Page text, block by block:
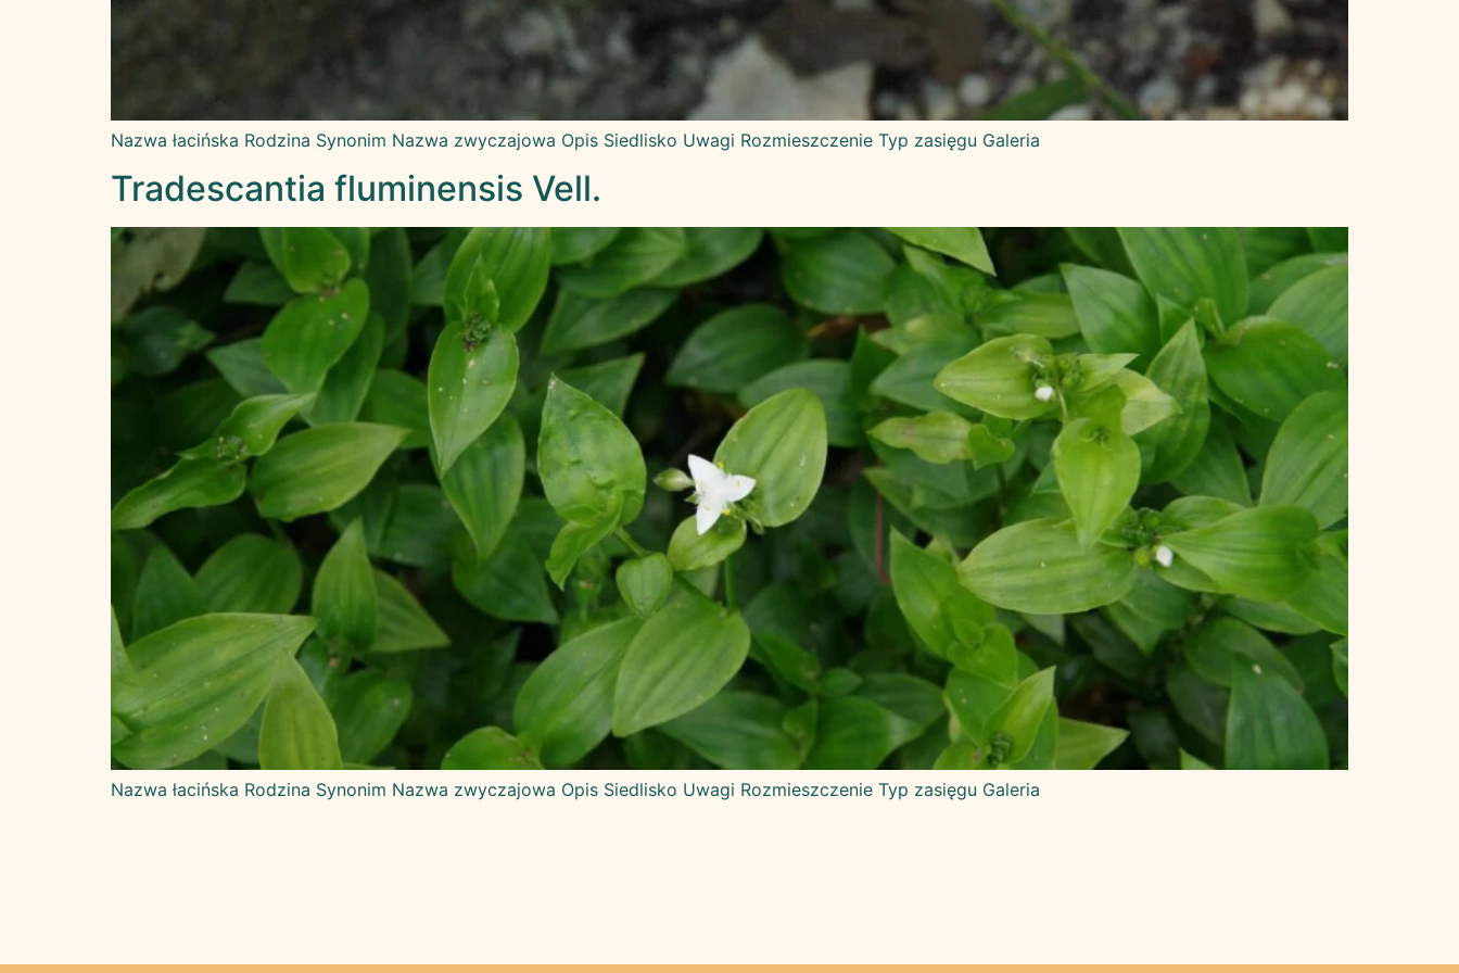
Nazwa łacińska Rodzina Synonim Nazwa zwyczajowa Opis Siedlisko Uwagi Rozmieszczenie Typ zasięgu Galeria
Tradescantia fluminensis Vell.
Nazwa łacińska Rodzina Synonim Nazwa zwyczajowa Opis Siedlisko Uwagi Rozmieszczenie Typ zasięgu Galeria